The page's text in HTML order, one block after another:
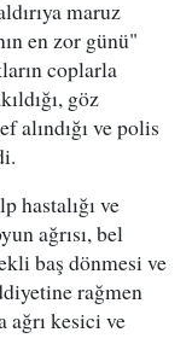
maruz
en zor günü"
coplarla
göz
alındığı ve polis
hastalığı ve
ağrısı, bel
baş dönmesi ve
rağmen
ağrı kesici ve